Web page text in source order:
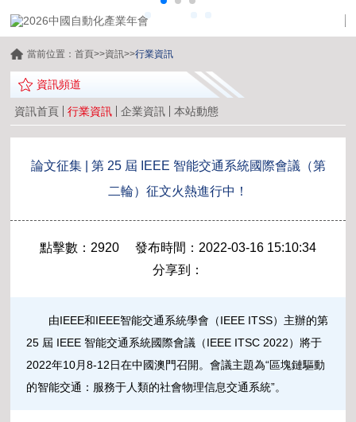
當前位置：首頁>>資訊>>行業資訊
資訊頻道
資訊首頁 行業資訊 企業資訊 本站動態
論文征集 | 第 25 屆 IEEE 智能交通系統國際會議（第
二輪）征文火熱進行中！
點擊數：2920 發布時間：2022-03-16 15:10:34
分享到：
由IEEE和IEEE智能交通系統學會（IEEE ITSS）主辦的第
25 屆 IEEE 智能交通系統國際會議（IEEE ITSC 2022）將于
2022年10月8-12日在中國澳門召開。會議主題為“區塊鏈驅動
的智能交通：服務于人類的社會物理信息交通系統”。